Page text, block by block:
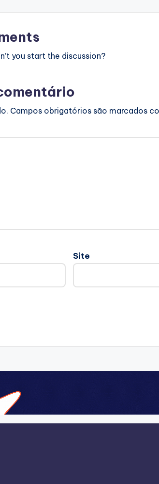
you start the discussion?
Campos obrigatórios são marcados
Site